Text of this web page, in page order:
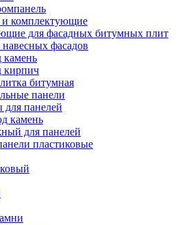
и комплектующие
для фасадных битумных плит
фасадов
камень
кирпич
битумная
панели
для панелей
камень
для панелей
пластиковые